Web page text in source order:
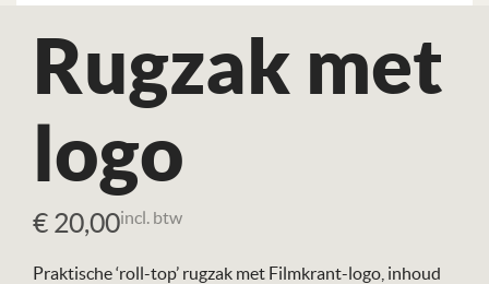
Rugzak met
logo
€ 20,00incl. btw
Praktische ‘roll-top’ rugzak met Filmkrant-logo, inhoud